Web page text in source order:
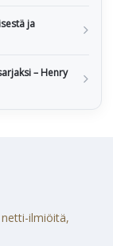
ja
– Henry
ilmiöitä,